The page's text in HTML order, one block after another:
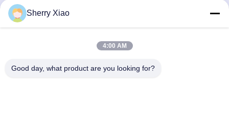
Sherry Xiao
4:00 AM
Good day, what product are you looking for?